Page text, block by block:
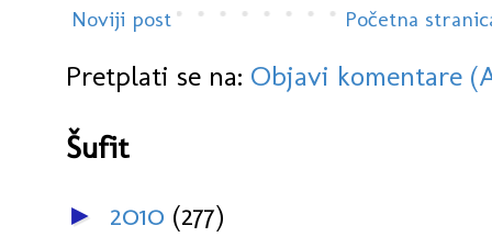
Noviji post Početna
Pretplati se na: Objavi komentare
Šufit
► 2010 (277)